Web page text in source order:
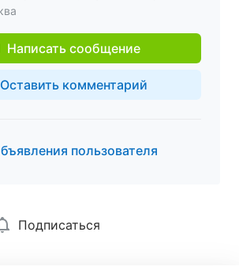
Написать сообщение
Оставить комментарий
пользователя
Подписаться